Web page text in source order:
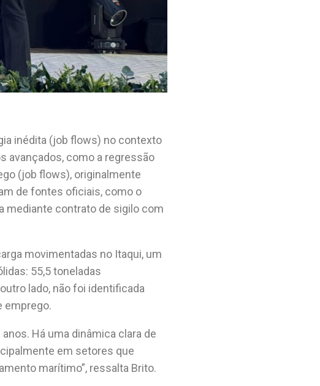
inédita (job flows) no contexto
avançados, como a regressão
(job flows), originalmente
de fontes oficiais, como o
mediante contrato de sigilo com
movimentadas no Itaqui, um
55,5 toneladas
lado, não foi identificada
emprego.
Há uma dinâmica clara de
em setores que
marítimo”, ressalta Brito.